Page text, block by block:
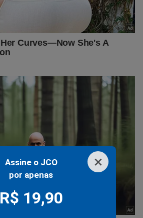
×
Assine o JCO
por apenas
R$ 19,90